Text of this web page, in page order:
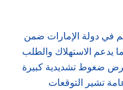
في دولة الإمارات ضمن
تقارب 2 %، وهو ما يدعم الاستهلاك والطلب
ضغوط تشديدية كبيرة
تشير التوقعات